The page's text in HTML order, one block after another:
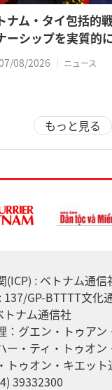
ナム・タイ包括的
ーシップを実質的
08/2026 ニュース
もっと見る
(ICP) : ベトナム通
GP-BTTTT文化
トナム通信社
：グエン・トゥアン
ー・ティ・トゥオン
トゥオン・キエッ
39332300